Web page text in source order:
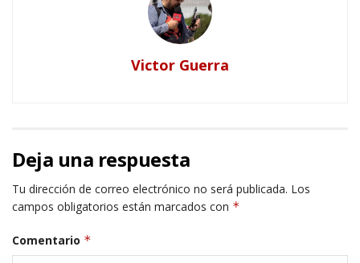
Victor Guerra
Deja una respuesta
Tu dirección de correo electrónico no será publicada. Los
campos obligatorios están marcados con *
Comentario *